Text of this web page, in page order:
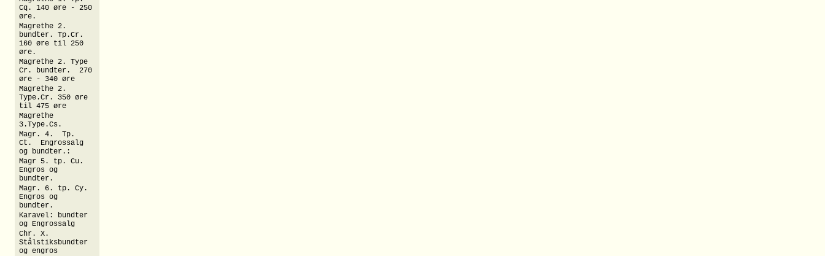
Cq. 140 øre - 250
øre.
Magrethe 2.
bundter. Tp.Cr.
160 øre til 250
øre.
Magrethe 2. Type
Cr. bundter. 270
øre - 340 øre
Magrethe 2.
Type.Cr. 350 øre
til 475 øre
Magrethe
3.Type.Cs.
Magr. 4. Tp.
Ct. Engrossalg
og bundter.:
Magr 5. tp. Cu.
Engros og
bundter.
Magr. 6. tp. Cy.
Engros og
bundter.
Karavel: bundter
og Engrossalg
Chr. X.
Stålstiksbundter
og engros